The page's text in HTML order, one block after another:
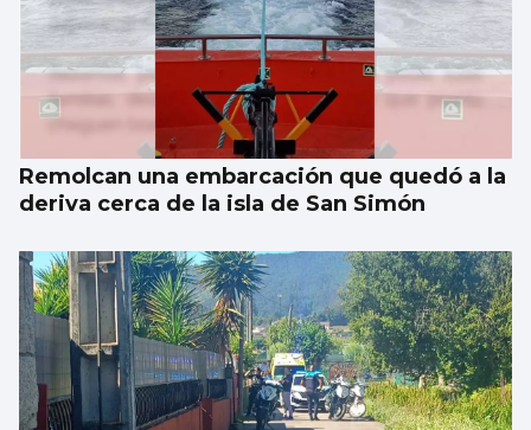
Remolcan una embarcación que quedó a la
deriva cerca de la isla de San Simón